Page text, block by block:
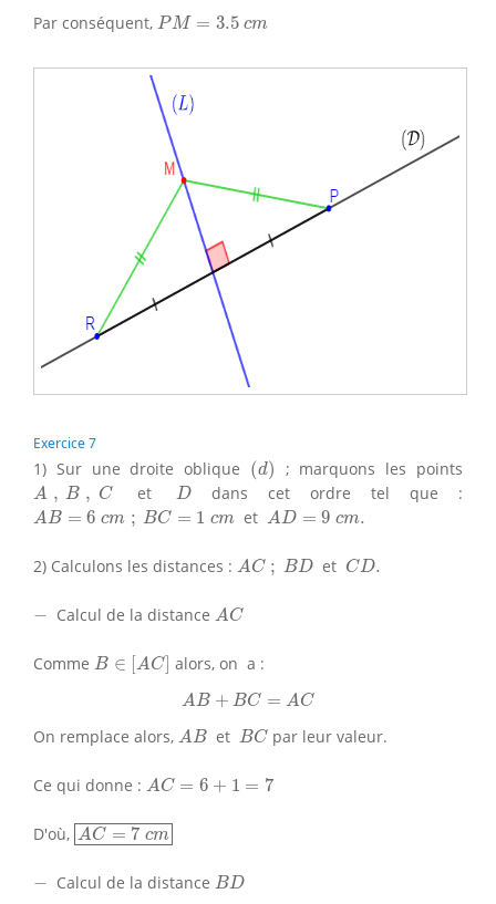
Par conséquent, PM = 3.5 cm
PM= 3.5cm
Exercice 7
1) Sur une droite oblique (d)
(d) ; marquons les points
A , B , C
A ,C et D
Ddans cet ordre tel que :
AB = 6 cm ; BC = 1 cm
A B= cm;B C =1c et AD = 9 cm.
A D= cm.
2) Calculons les distances : AC ; BD
AC; B D et CD.
CD.
−
− Calcul de la distance AC
AC
Comme B ∈ [AC]
B∈[ A C] alors, on a :
AB + BC = AC
A B BC= C
On remplace alors, AB
A B et BC
BCpar leur valeur.
Ce qui donne : AC = 6 + 1 = 7
AC= +1 = 7
D'où, AC = 7 cm
AC=7cm
−
− Calcul de la distance BD
BD